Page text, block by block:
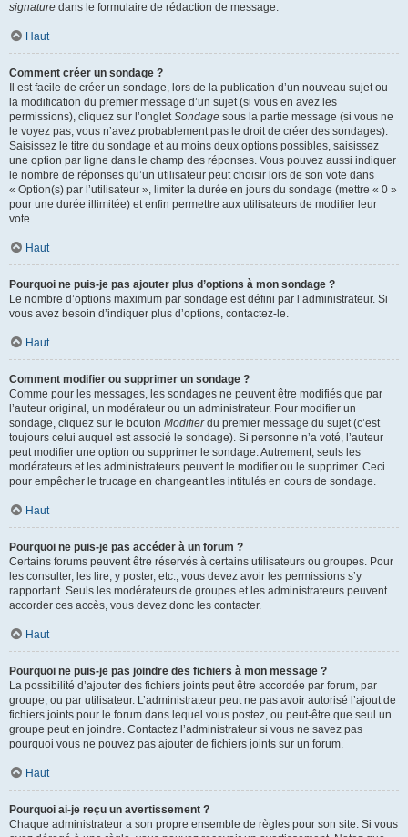
signature dans le formulaire de rédaction de message.
Haut
Comment créer un sondage ?
Il est facile de créer un sondage, lors de la publication d’un nouveau sujet ou
la modification du premier message d’un sujet (si vous en avez les
permissions), cliquez sur l’ongletSondage sous la partie message (si vous ne
le voyez pas, vous n’avez probablement pas le droit de créer des sondages).
Saisissez le titre du sondage et au moins deux options possibles, saisissez
une option par ligne dans le champ des réponses. Vous pouvez aussi indiquer
le nombre de réponses qu’un utilisateur peut choisir lors de son vote dans
« Option(s) par l’utilisateur », limiter la durée en jours du sondage (mettre « 0 »
pour une durée illimitée) et enfin permettre aux utilisateurs de modifier leur
vote.
Haut
Pourquoi ne puis-je pas ajouter plus d’options à mon sondage ?
Le nombre d’options maximum par sondage est défini par l’administrateur. Si
vous avez besoin d’indiquer plus d’options, contactez-le.
Haut
Comment modifier ou supprimer un sondage ?
Comme pour les messages, les sondages ne peuvent être modifiés que par
l’auteur original, un modérateur ou un administrateur. Pour modifier un
sondage, cliquez sur le bouton Modifierdu premier message du sujet (c’est
toujours celui auquel est associé le sondage). Si personne n’a voté, l’auteur
peut modifier une option ou supprimer le sondage. Autrement, seuls les
modérateurs et les administrateurs peuvent le modifier ou le supprimer. Ceci
pour empêcher le trucage en changeant les intitulés en cours de sondage.
Haut
Pourquoi ne puis-je pas accéder à un forum ?
Certains forums peuvent être réservés à certains utilisateurs ou groupes. Pour
les consulter, les lire, y poster, etc., vous devez avoir les permissions s’y
rapportant. Seuls les modérateurs de groupes et les administrateurs peuvent
accorder ces accès, vous devez donc les contacter.
Haut
Pourquoi ne puis-je pas joindre des fichiers à mon message ?
La possibilité d’ajouter des fichiers joints peut être accordée par forum, par
groupe, ou par utilisateur. L’administrateur peut ne pas avoir autorisé l’ajout de
fichiers joints pour le forum dans lequel vous postez, ou peut-être que seul un
groupe peut en joindre. Contactez l’administrateur si vous ne savez pas
pourquoi vous ne pouvez pas ajouter de fichiers joints sur un forum.
Haut
Pourquoi ai-je reçu un avertissement ?
Chaque administrateur a son propre ensemble de règles pour son site. Si vous